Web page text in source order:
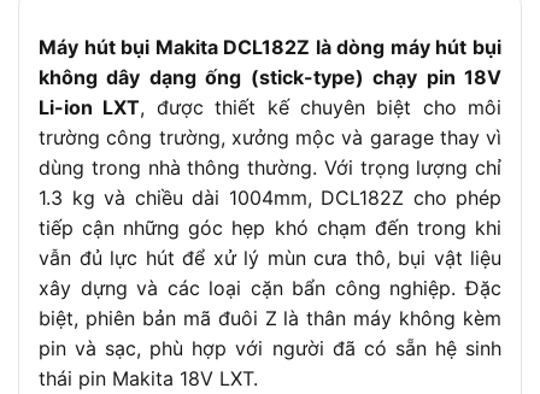
Phụ kiện đi kèm
túi vải, bộ túi giấy
Máy hút bụi Makita DCL182Z là dòng máy hút bụi
không dây dạng ống (stick-type) chạy pin 18V
Li-ion LXT, được thiết kế chuyên biệt cho môi
trường công trường, xưởng mộc và garage thay vì
dùng trong nhà thông thường. Với trọng lượng chỉ
1.3 kg và chiều dài 1004mm, DCL182Z cho phép
tiếp cận những góc hẹp khó chạm đến trong khi
vẫn đủ lực hút để xử lý mùn cưa thô, bụi vật liệu
xây dựng và các loại cặn bẩn công nghiệp. Đặc
biệt, phiên bản mã đuôi Z là thân máy không kèm
pin và sạc, phù hợp với người đã có sẵn hệ sinh
thái pin Makita 18V LXT.